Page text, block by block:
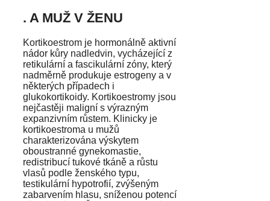
. A MUŽ V ŽENU
Kortikoestrom je hormonálně aktivní
nádor kůry nadledvin, vycházející z
retikulární a fascikulární zóny, který
nadměrně produkuje estrogeny a v
některých případech i
glukokortikoidy. Kortikoestromy jsou
nejčastěji maligní s výrazným
expanzivním růstem. Klinicky je
kortikoestroma u mužů
charakterizována výskytem
oboustranné gynekomastie,
redistribucí tukové tkáně a růstu
vlasů podle ženského typu,
testikulární hypotrofií, zvýšeným
zabarvením hlasu, sníženou potencí